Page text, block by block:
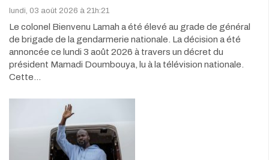
lundi, 03 août 2026 à 21h:21
Le colonel Bienvenu Lamah a été élevé au grade de général
de brigade de la gendarmerie nationale. La décision a été
annoncée ce lundi 3 août 2026 à travers un décret du
président Mamadi Doumbouya, lu à la télévision nationale.
Cette…